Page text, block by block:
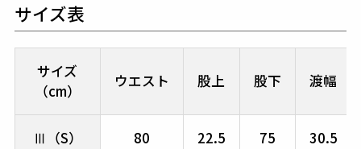
サイズ表
サイズ
（cm）
ウエスト 股上 股下 渡幅
Ⅲ（S） 80 22.5 75 30.5